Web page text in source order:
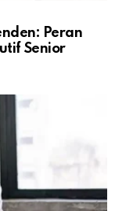
Peran
Senior